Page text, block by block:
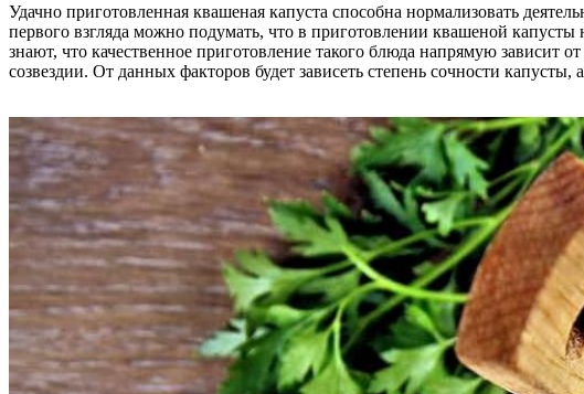
Удачно приготовленная квашеная капуста способна нормализовать
первого взгляда можно подумать, что в приготовлении квашеной
знают, что качественное приготовление такого блюда напрямую зависит
созвездии. От данных факторов будет зависеть степень сочности капусты,